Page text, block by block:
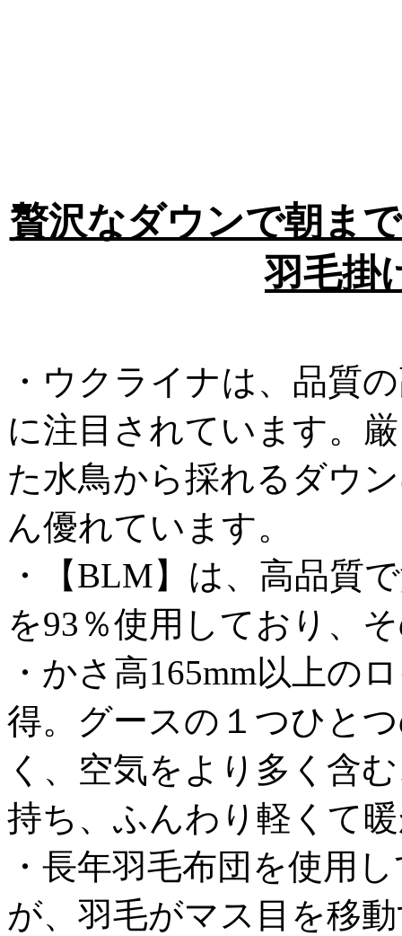
贅沢なダウンで朝ま
羽毛掛
・ウクライナは、品質
に注目されています。
た水鳥から採れるダウ
ん優れています。
・【BLM】は、高品質
を93％使用しており、
・かさ高165mm以上の
得。グースの１つひと
く、空気をより多く含
持ち、ふんわり軽くて
・長年羽毛布団を使用
が、羽毛がマス目を移